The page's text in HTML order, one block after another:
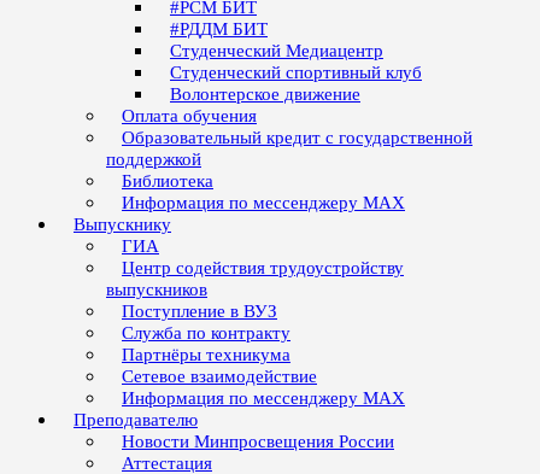
#РСМ БИТ
#РДДМ БИТ
Студенческий Медиацентр
Студенческий спортивный клуб
Волонтерское движение
Оплата обучения
Образовательный кредит с государственной
поддержкой
Библиотека
Информация по мессенджеру MAX
Выпускнику
ГИА
Центр содействия трудоустройству
выпускников
Поступление в ВУЗ
Служба по контракту
Партнёры техникума
Сетевое взаимодействие
Информация по мессенджеру MAX
Преподавателю
Новости Минпросвещения России
Аттестация